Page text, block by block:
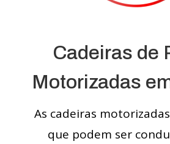
Cadeiras de
Motorizadas
As cadeiras
que podem ser